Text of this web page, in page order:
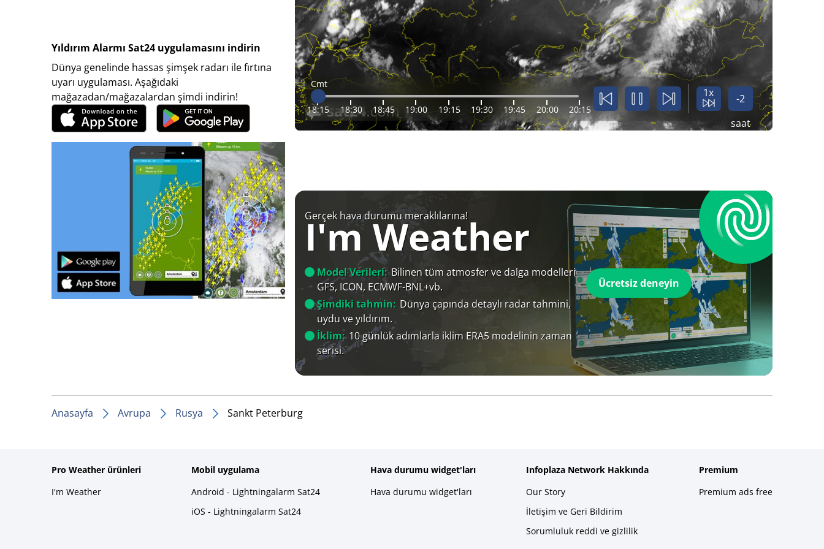
Yıldırım Alarmı Sat24 uygulamasını indirin
Dünya genelinde hassas şimşek radarı ile fırtına
uyarı uygulaması. Aşağıdaki
mağazadan/mağazalardan şimdi indirin!
Cmt
18:15 18:30 18:45 19:00 19:15 19:30 19:45 20:00 20:15
1x
-2
saat
Gerçek hava durumu meraklılarına!
I'm Weather
Model Verileri: Bilinen tüm atmosfer ve dalga modelleri
GFS, ICON, ECMWF-BNL+vb.
Şimdiki tahmin: Dünya çapında detaylı radar tahmini,
uydu ve yıldırım.
İklim: 10 günlük adımlarla iklim ERA5 modelinin zaman
serisi.
Ücretsiz deneyin
Anasayfa Avrupa Rusya Sankt Peterburg
Pro Weather ürünleri
I'm Weather
Mobil uygulama
Android - Lightningalarm Sat24
iOS - Lightningalarm Sat24
Hava durumu widget'ları
Hava durumu widget'ları
Infoplaza Network Hakkında
Our Story
İletişim ve Geri Bildirim
Sorumluluk reddi ve gizlilik
Premium
Premium ads free